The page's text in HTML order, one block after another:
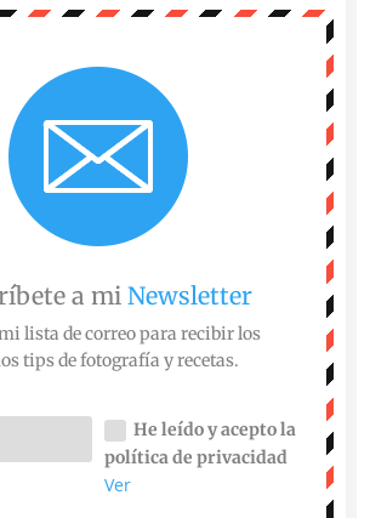
a mi Newsletter
lista de correo para recibir los
tips de fotografía y recetas.
He leído y acepto la
política de privacidad
Ver